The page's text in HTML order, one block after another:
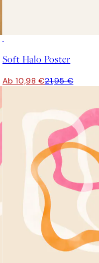
Soft Halo Poster
Ab 10,98 €21,95 €